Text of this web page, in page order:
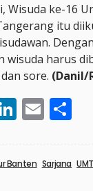
Wisuda ke-16
itu
wisuda harus
sore. (Danil/
LinkedIn
Email
Banten Sarjana UMT